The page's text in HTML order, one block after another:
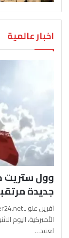
اخبار عالمية
وول ستريت
جديدة
الأميركية، اليوم
لعقد…